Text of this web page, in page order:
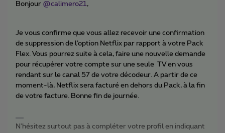
Bonjour @calimero21,
Je vous confirme que vous allez recevoir une confirmation
de suppression de l’option Netflix par rapport à votre Pack
Flex. Vous pourrez suite à cela, faire une nouvelle demande
pour récupérer votre compte sur une seule TV en vous
rendant sur le canal 57 de votre décodeur. A partir de ce
moment-là, Netflix sera facturé en dehors du Pack, à la fin
de votre facture. Bonne fin de journée.
N'hésitez surtout pas à compléter votre profil en indiquant